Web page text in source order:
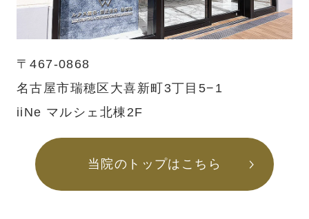
〒467-0868
名古屋市瑞穂区大喜新町3丁目5−1
iiNe マルシェ北棟2F
当院のトップはこちら